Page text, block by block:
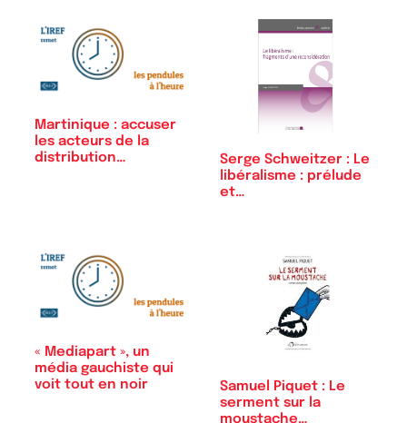
Martinique : accuser
les acteurs de la
distribution…
Serge Schweitzer : Le
libéralisme : prélude
et…
« Mediapart », un
média gauchiste qui
voit tout en noir
Samuel Piquet : Le
serment sur la
moustache…